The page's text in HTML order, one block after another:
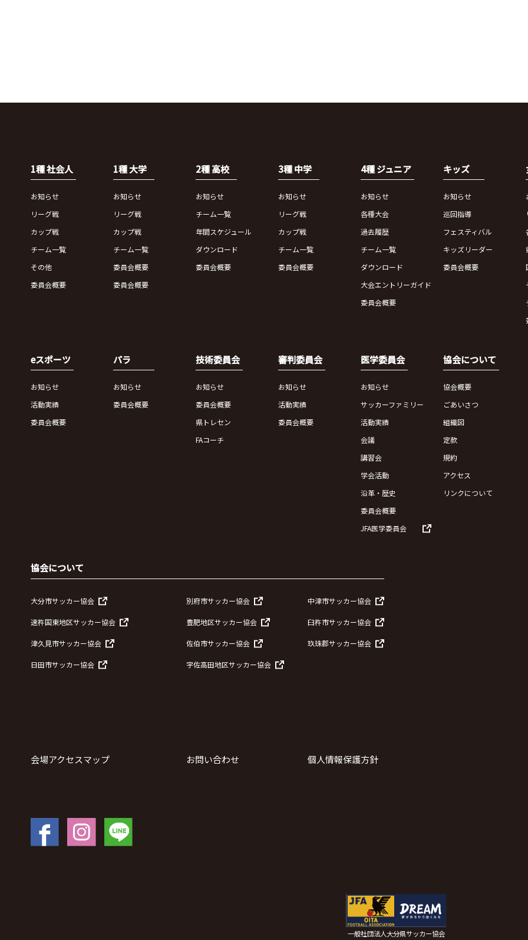
1種 社会人
お知らせ
リーグ戦
カップ戦
チーム一覧
その他
委員会概要
1種 大学
お知らせ
リーグ戦
カップ戦
チーム一覧
委員会概要
委員会概要
2種 高校
お知らせ
チーム一覧
年間スケジュール
ダウンロード
委員会概要
3種 中学
お知らせ
リーグ戦
カップ戦
チーム一覧
委員会概要
4種 ジュニア
お知らせ
各種大会
過去履歴
チーム一覧
ダウンロード
大会エントリーガイド
委員会概要
キッズ
お知らせ
巡回指導
フェスティバル
キッズリーダー
委員会概要
eスポーツ
お知らせ
活動実績
委員会概要
パラ
お知らせ
委員会概要
技術委員会
お知らせ
委員会概要
県トレセン
FAコーチ
審判委員会
お知らせ
活動実績
委員会概要
医学委員会
お知らせ
サッカーファミリー
活動実績
会議
講習会
学会活動
沿革・歴史
委員会概要
JFA医学委員会
協会について
協会概要
ごあいさつ
組織図
定款
規約
アクセス
リンクについて
協会について
大分市サッカー協会 別府市サッカー協会 中津市サッカー協会
速杵国東地区サッカー協会 豊肥地区サッカー協会 臼杵市サッカー協会
津久見市サッカー協会 佐伯市サッカー協会 玖珠郡サッカー協会
日田市サッカー協会 宇佐高田地区サッカー協会
会場アクセスマップ お問い合わせ 個人情報保護方針
一般社団法人大分県サッカー協会